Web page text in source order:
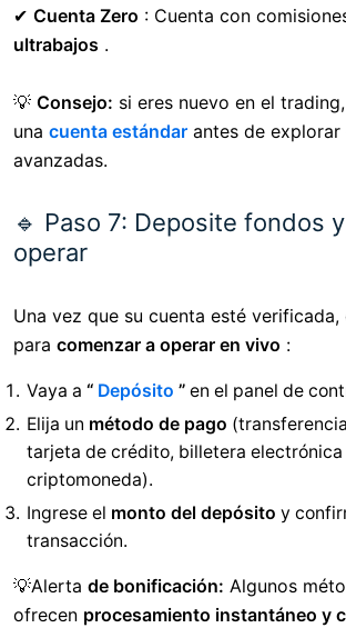
✔ Cuenta Zero : Cuenta con
ultrabajos .
💡 Consejo: si eres nuevo en el
una cuenta estándar antes de
avanzadas.
🔹 Paso 7: Deposite fondos
operar
Una vez que su cuenta esté
para comenzar a operar en vivo :
Vaya a “ Depósito ” en el panel de
Elija un método de pago
tarjeta de crédito, billetera electrónica
criptomoneda).
Ingrese el monto del depósito y
transacción.
💡Alerta de bonificación: Algunos
ofrecen procesamiento instantáneo y